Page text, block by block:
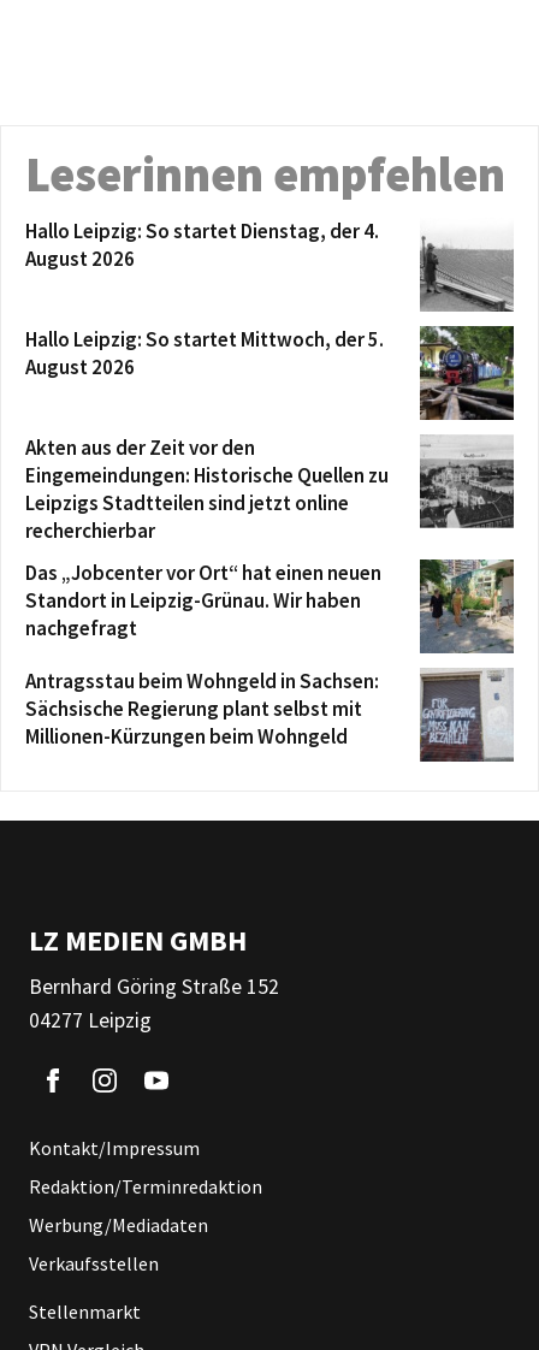
Leserinnen empfehlen
Hallo Leipzig: So startet Dienstag, der 4.
August 2026
Hallo Leipzig: So startet Mittwoch, der 5.
August 2026
Akten aus der Zeit vor den
Eingemeindungen: Historische Quellen zu
Leipzigs Stadtteilen sind jetzt online
recherchierbar
Das „Jobcenter vor Ort“ hat einen neuen
Standort in Leipzig-Grünau. Wir haben
nachgefragt
Antragsstau beim Wohngeld in Sachsen:
Sächsische Regierung plant selbst mit
Millionen-Kürzungen beim Wohngeld
LZ MEDIEN GMBH
Bernhard Göring Straße 152
04277 Leipzig
Kontakt/Impressum
Redaktion/Terminredaktion
Werbung/Mediadaten
Verkaufsstellen
Stellenmarkt